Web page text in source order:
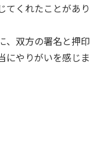
てくれたことがあり
、双方の署名と押印
にやりがいを感じま